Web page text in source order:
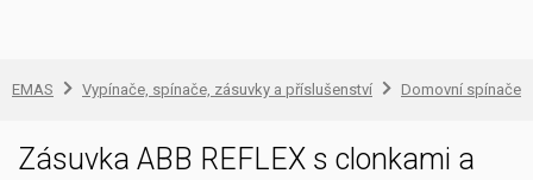
EMAS Vypínače, spínače, zásuvky a příslušenství Domovní spínače
Zásuvka ABB REFLEX s clonkami a